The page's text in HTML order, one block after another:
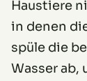
Haustiere
in denen
spüle die
Wasser ab,